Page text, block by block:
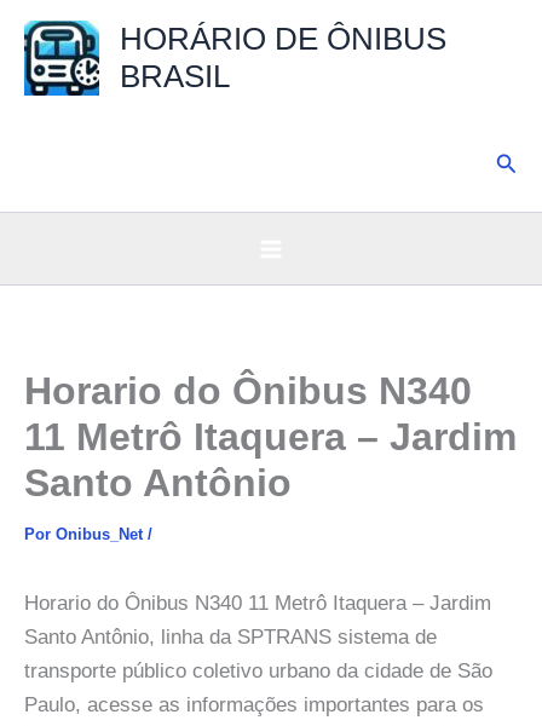
para
HORÁRIO DE ÔNIBUS
BRASIL
Horario do Ônibus N340
11 Metrô Itaquera – Jardim
Santo Antônio
Por Onibus_Net /
Horario do Ônibus N340 11 Metrô Itaquera – Jardim
Santo Antônio, linha da SPTRANS sistema de
transporte público coletivo urbano da cidade de São
Paulo, acesse as informações importantes para os